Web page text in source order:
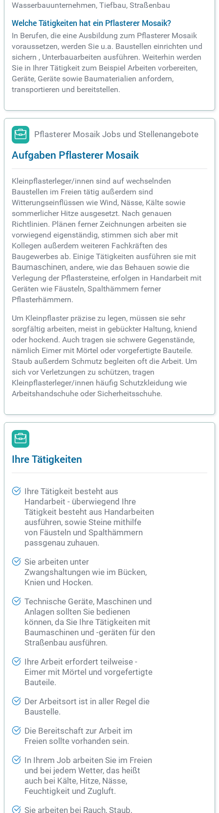
Wasserbauunternehmen, Tiefbau, Straßenbau
Welche Tätigkeiten hat ein Pflasterer Mosaik?
In Berufen, die eine Ausbildung zum Pflasterer Mosaik
voraussetzen, werden Sie u.a. Baustellen einrichten und
sichern , Unterbauarbeiten ausführen. Weiterhin werden
Sie in Ihrer Tätigkeit zum Beispiel Arbeiten vorbereiten,
Geräte, Geräte sowie Baumaterialien anfordern,
transportieren und bereitstellen.
Pflasterer Mosaik Jobs und Stellenangebote
Aufgaben Pflasterer Mosaik
Kleinpflasterleger/innen sind auf wechselnden
Baustellen im Freien tätig außerdem sind
Witterungseinflüssen wie Wind, Nässe, Kälte sowie
sommerlicher Hitze ausgesetzt. Nach genauen
Richtlinien. Plänen ferner Zeichnungen arbeiten sie
vorwiegend eigenständig, stimmen sich aber mit
Kollegen außerdem weiteren Fachkräften des
Baugewerbes ab. Einige Tätigkeiten ausführen sie mit
Baumaschinen, andere, wie das Behauen sowie die
Verlegung der Pflastersteine, erfolgen in Handarbeit mit
Geräten wie Fäusteln, Spalthämmern ferner
Pflasterhämmern.
Um Kleinpflaster präzise zu legen, müssen sie sehr
sorgfältig arbeiten, meist in gebückter Haltung, kniend
oder hockend. Auch tragen sie schwere Gegenstände,
nämlich Eimer mit Mörtel oder vorgefertigte Bauteile.
Staub außerdem Schmutz begleiten oft die Arbeit. Um
sich vor Verletzungen zu schützen, tragen
Kleinpflasterleger/innen häufig Schutzkleidung wie
Arbeitshandschuhe oder Sicherheitsschuhe.
Ihre Tätigkeiten
Ihre Tätigkeit besteht aus
Handarbeit - überwiegend Ihre
Tätigkeit besteht aus Handarbeiten
ausführen, sowie Steine mithilfe
von Fäusteln und Spalthämmern
passgenau zuhauen.
Sie arbeiten unter
Zwangshaltungen wie im Bücken,
Knien und Hocken.
Technische Geräte, Maschinen und
Anlagen sollten Sie bedienen
können, da Sie Ihre Tätigkeiten mit
Baumaschinen und -geräten für den
Straßenbau ausführen.
Ihre Arbeit erfordert teilweise -
Eimer mit Mörtel und vorgefertigte
Bauteile.
Der Arbeitsort ist in aller Regel die
Baustelle.
Die Bereitschaft zur Arbeit im
Freien sollte vorhanden sein.
In Ihrem Job arbeiten Sie im Freien
und bei jedem Wetter, das heißt
auch bei Kälte, Hitze, Nässe,
Feuchtigkeit und Zugluft.
Sie arbeiten bei Rauch, Staub,